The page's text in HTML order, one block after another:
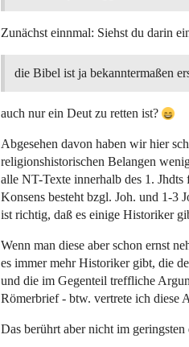
Zunächst einnmal: Siehst du darin
die Bibel ist ja bekanntermaßen
auch nur ein Deut zu retten ist?
Abgesehen davon haben wir hier
religionshistorischen Belangen
alle NT-Texte innerhalb des 1.
Konsens besteht bzgl. Joh. und 1-3
ist richtig, daß es einige Historiker
Wenn man diese aber schon ernst
es immer mehr Historiker gibt, die
und die im Gegenteil treffliche
Römerbrief - btw. vertrete ich diese
Das berührt aber nicht im